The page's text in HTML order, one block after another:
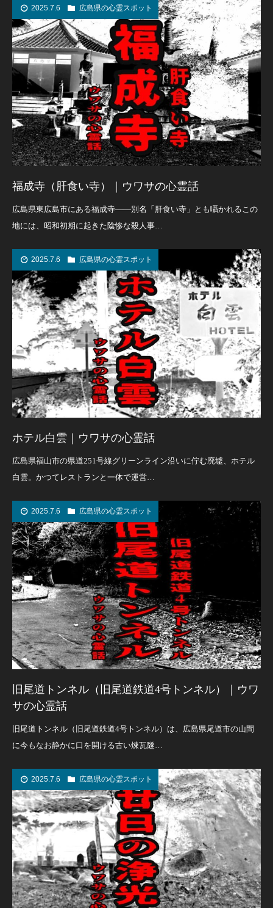
2025.7.6 広島県の心霊スポット
福成寺（肝食い寺）｜ウワサの心霊話
広島県東広島市にある福成寺――別名「肝食い寺」とも囁かれるこの
地には、昭和初期に起きた陰惨な殺人事…
2025.7.6 広島県の心霊スポット
ホテル白雲｜ウワサの心霊話
広島県福山市の県道251号線グリーンライン沿いに佇む廃墟、ホテル
白雲。かつてレストランと一体で運営…
2025.7.6 広島県の心霊スポット
旧尾道トンネル（旧尾道鉄道4号トンネル）｜ウワ
サの心霊話
旧尾道トンネル（旧尾道鉄道4号トンネル）は、広島県尾道市の山間
に今もなお静かに口を開ける古い煉瓦隧…
2025.7.6 広島県の心霊スポット